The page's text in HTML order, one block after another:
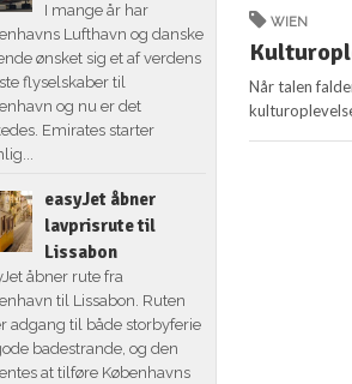
WIEN
Når talen
I mange år har
Lufthavn og danske
ønsket sig et af verdens
flyselskaber til
og nu er det
Emirates starter
easyJet åbner
lavprisrute til
Lissabon
åbner rute fra
til Lissabon. Ruten
adgang til både storbyferie
badestrande, og den
at tilføre Københavns